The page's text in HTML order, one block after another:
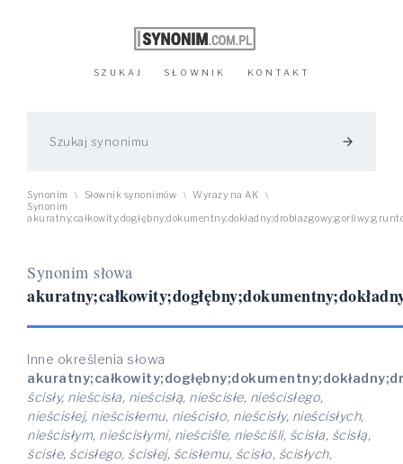
SZUKAJ SŁOWNIK KONTAKT
arrow_forward
Synonim \ Słownik synonimów \ Wyrazy na AK \
Synonim
Synonim słowa
Inne określenia słowa
ścisły, nieścisła, nieścisłą, nieścisłe, nieścisłego,
nieścisłej, nieścisłemu, nieścisło, nieścisły, nieścisłych,
nieścisłym, nieścisłymi, nieściśle, nieściśli, ścisła, ścisłą,
ścisłe, ścisłego, ścisłej, ścisłemu, ścisło, ścisłych,